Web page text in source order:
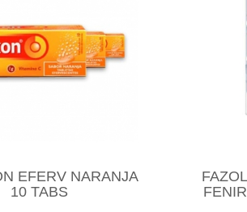
EFERV NARANJA
10 TABS